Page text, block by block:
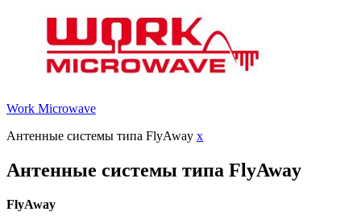
Work Microwave
Антенные системы типа FlyAway x
Антенные системы типа FlyAway
FlyAway